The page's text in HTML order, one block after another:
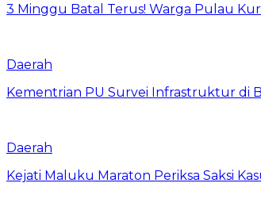
3 Minggu Batal Terus! Warga Pulau
Daerah
Kementrian PU Survei Infrastruktur di
Daerah
Kejati Maluku Maraton Periksa Saksi